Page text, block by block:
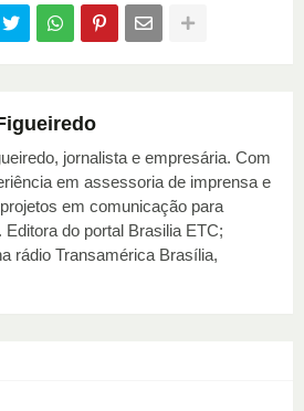
jornalista e empresária. Com
em assessoria de imprensa e
em comunicação para
Editora do portal Brasilia ETC;
rádio Transamérica Brasília,